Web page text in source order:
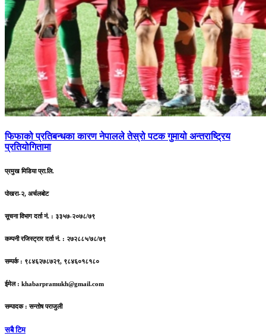
फिफाकोप्रतिबन्धका कारण नेपालले तेस्रो पटक गुमायो अन्तराष्ट्रिय
प्रतियोगितामा
प्रमुख मिडिया प्रा.लि.
पोखरा-२, अर्चलबोट
सूचना विभाग दर्ता नं. : ३३५७-२०७८/७९
कम्पनी रजिस्ट्रार दर्ता नं. : २७२८८५/७८/७९
सम्पर्क : ९८४६२७८७२९, ९८४६०१८१८०
ईमेल : khabarpramukh@gmail.com
सम्पादक : सन्तोष पराजुली
सबै टिम